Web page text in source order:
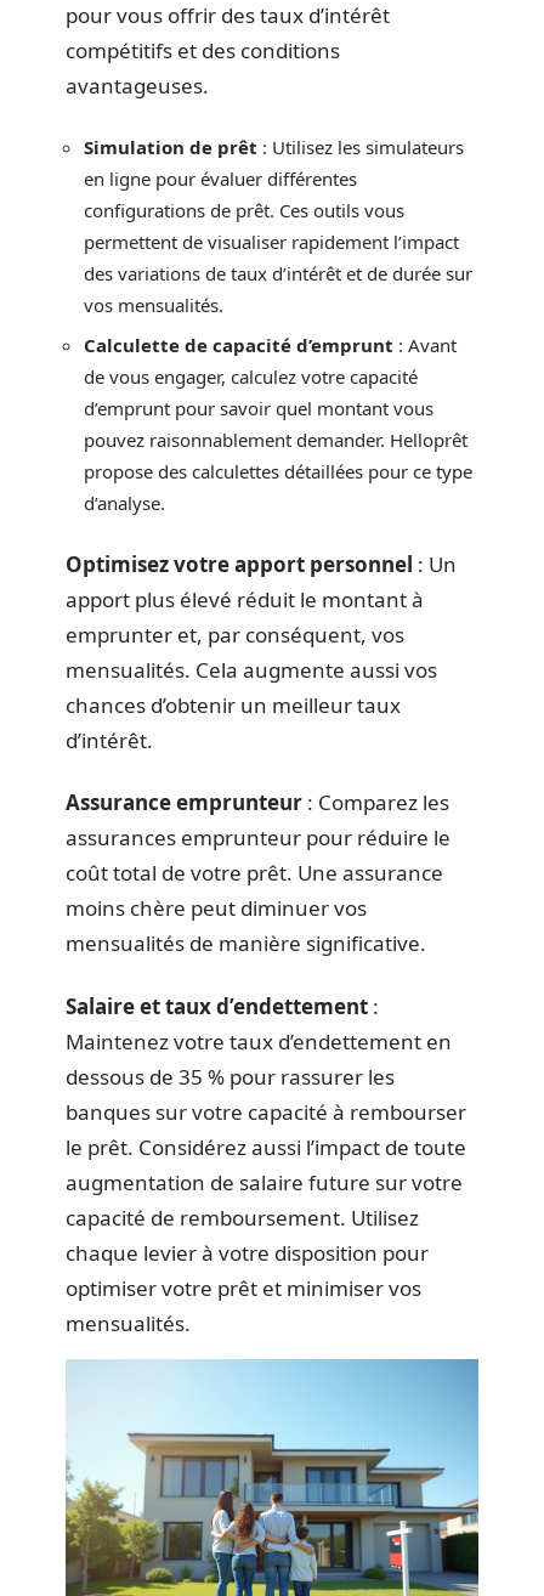
pour vous offrir des taux d’intérêt
compétitifs et des conditions
avantageuses.
Simulation de prêt : Utilisez les simulateurs
en ligne pour évaluer différentes
configurations de prêt. Ces outils vous
permettent de visualiser rapidement l’impact
des variations de taux d’intérêt et de durée sur
vos mensualités.
Calculette de capacité d’emprunt : Avant
de vous engager, calculez votre capacité
d’emprunt pour savoir quel montant vous
pouvez raisonnablement demander. Helloprêt
propose des calculettes détaillées pour ce type
d’analyse.
Optimisez votre apport personnel : Un
apport plus élevé réduit le montant à
emprunter et, par conséquent, vos
mensualités. Cela augmente aussi vos
chances d’obtenir un meilleur taux
d’intérêt.
Assurance emprunteur : Comparez les
assurances emprunteur pour réduire le
coût total de votre prêt. Une assurance
moins chère peut diminuer vos
mensualités de manière significative.
Salaire et taux d’endettement :
Maintenez votre taux d’endettement en
dessous de 35 % pour rassurer les
banques sur votre capacité à rembourser
le prêt. Considérez aussi l’impact de toute
augmentation de salaire future sur votre
capacité de remboursement. Utilisez
chaque levier à votre disposition pour
optimiser votre prêt et minimiser vos
mensualités.